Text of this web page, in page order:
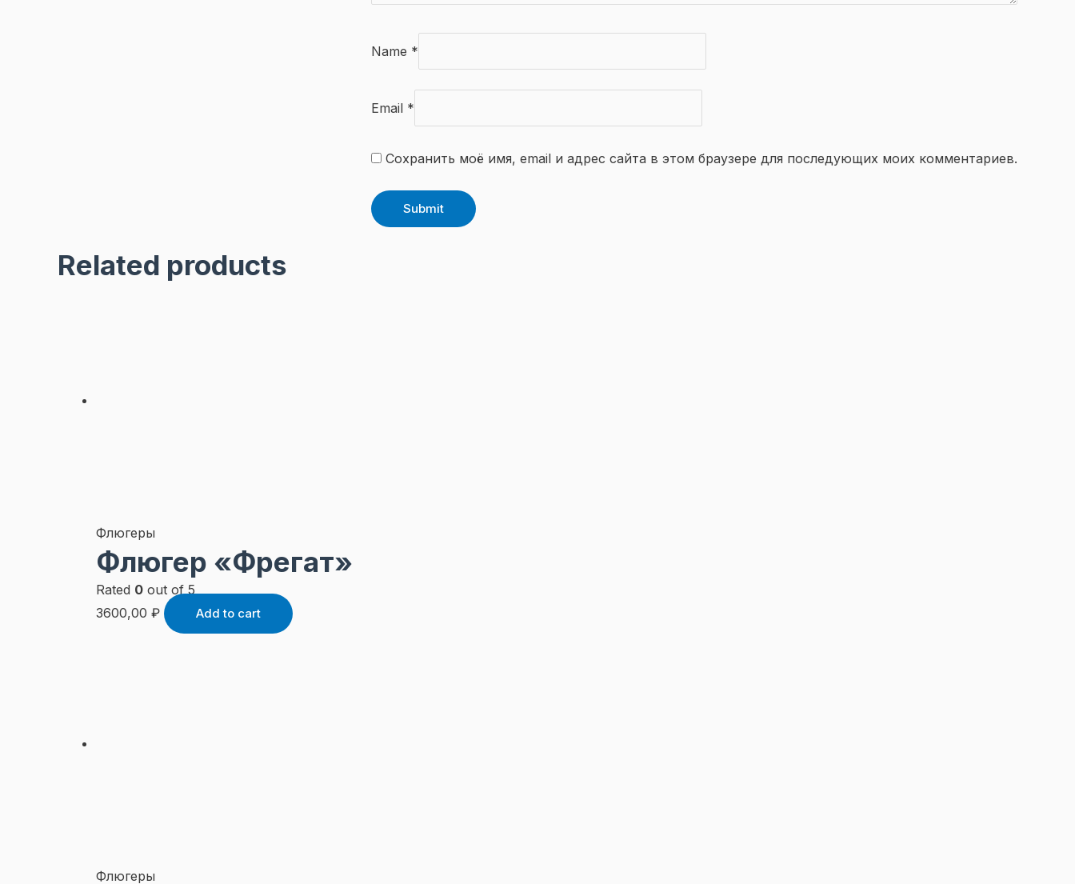
Name *
Email *
Сохранить моё имя, email и адрес сайта в этом браузере для последующих моих комментариев.
Related products
Флюгеры
Флюгер «Фрегат»
Rated 0 out of 5
3600,00 ₽ Add to cart
Флюгеры